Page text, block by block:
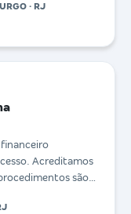
· RJ
financeiro
Acreditamos
são